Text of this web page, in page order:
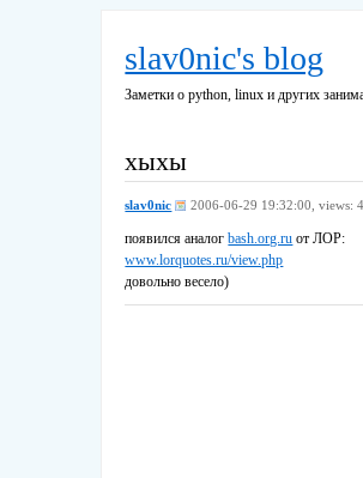
slav0nic's blog
Заметки о python, linux и других
хыхы
slav0nic 2006-06-29 19:32:00, views:
появился аналогbash.org.ru от ЛОР:
www.lorquotes.ru/view.php
довольно весело)